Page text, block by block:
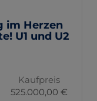
im Herzen
U1 und U2
Kaufpreis
525.000,00 €